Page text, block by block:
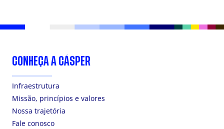
CONHEÇA A CÁSPER
Infraestrutura
Missão, princípios e valores
Nossa trajetória
Fale conosco